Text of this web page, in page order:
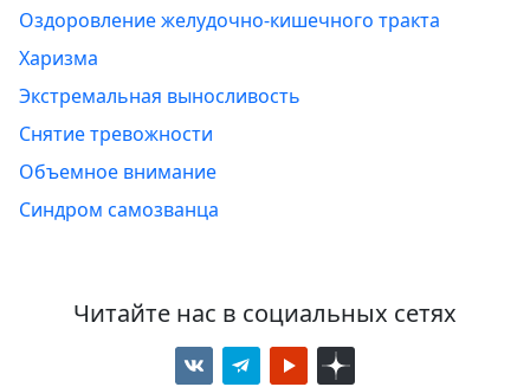
Оздоровление желудочно-кишечного тракта
Харизма
Экстремальная выносливость
Снятие тревожности
Объемное внимание
Синдром самозванца
Читайте нас в социальных сетях